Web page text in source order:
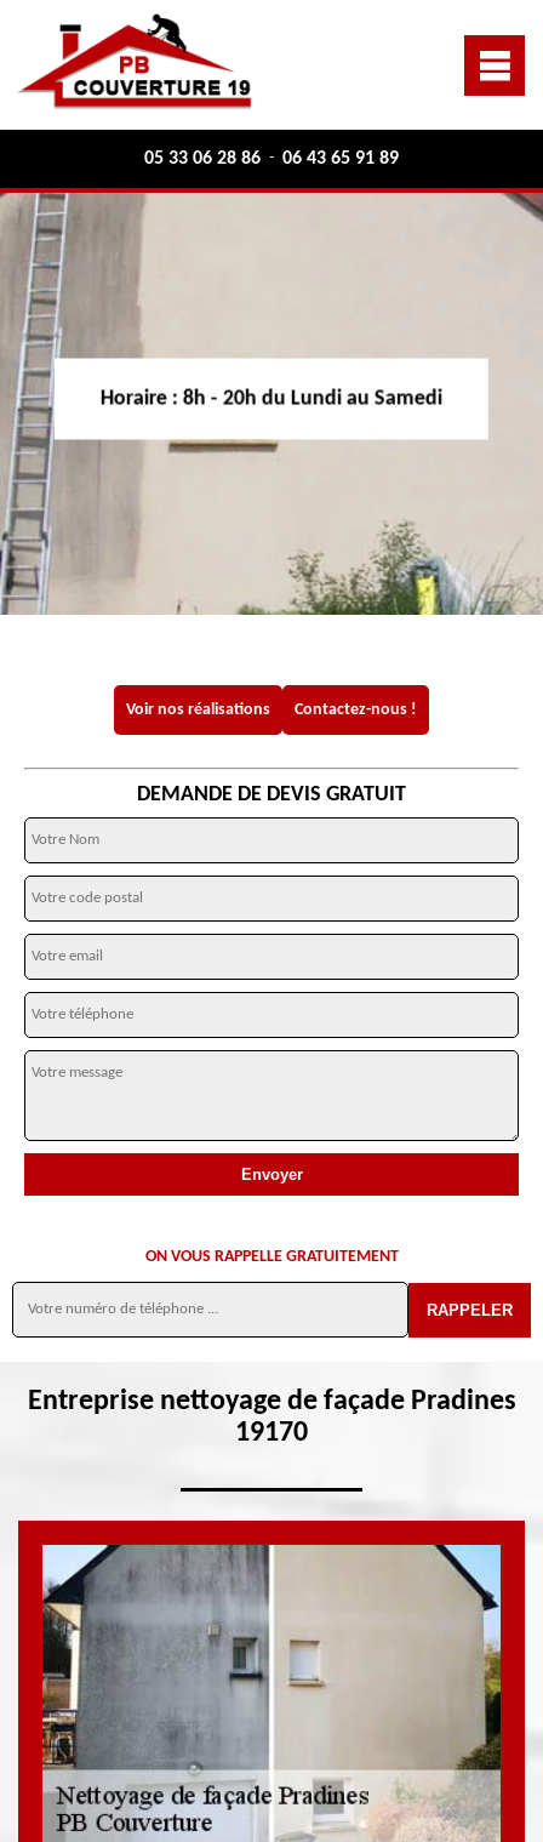
05 33 06 28 86 - 06 43 65 91 89
Horaire : 8h - 20h du Lundi au Samedi
Voir nos réalisations Contactez-nous !
DEMANDE DE DEVIS GRATUIT
ON VOUS RAPPELLE GRATUITEMENT
Entreprise nettoyage de façade Pradines
19170